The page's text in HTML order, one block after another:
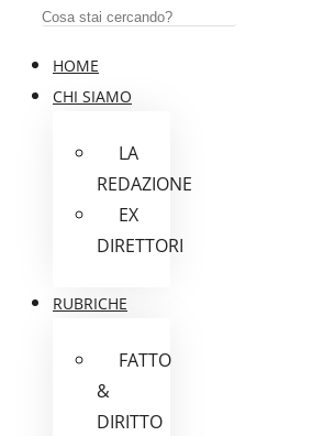
HOME
CHI SIAMO
LA
REDAZIONE
EX
DIRETTORI
RUBRICHE
FATTO
&
DIRITTO